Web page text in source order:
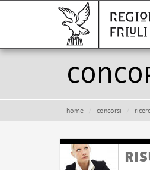
home concorsi